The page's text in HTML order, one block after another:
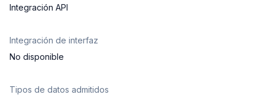
Integración API
Integración de interfaz
No disponible
Tipos de datos admitidos